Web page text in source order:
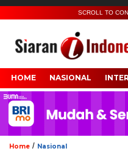
SCROLL TO
HOME NASIONAL
Home / Nasional